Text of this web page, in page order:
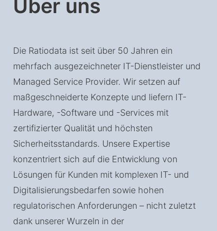
Über uns
Die Ratiodata ist seit über 50 Jahren ein
mehrfach ausgezeichneter IT-Dienstleister und
Managed Service Provider. Wir setzen auf
maßgeschneiderte Konzepte und liefern IT-
Hardware, -Software und -Services mit
zertifizierter Qualität und höchsten
Sicherheitsstandards. Unsere Expertise
konzentriert sich auf die Entwicklung von
Lösungen für Kunden mit komplexen IT- und
Digitalisierungsbedarfen sowie hohen
regulatorischen Anforderungen – nicht zuletzt
dank unserer Wurzeln in der